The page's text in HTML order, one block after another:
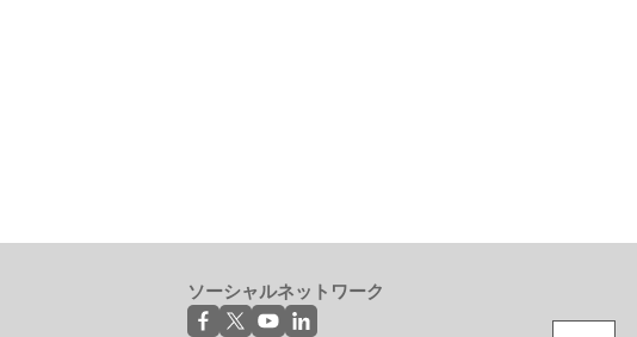
ソーシャルネットワーク